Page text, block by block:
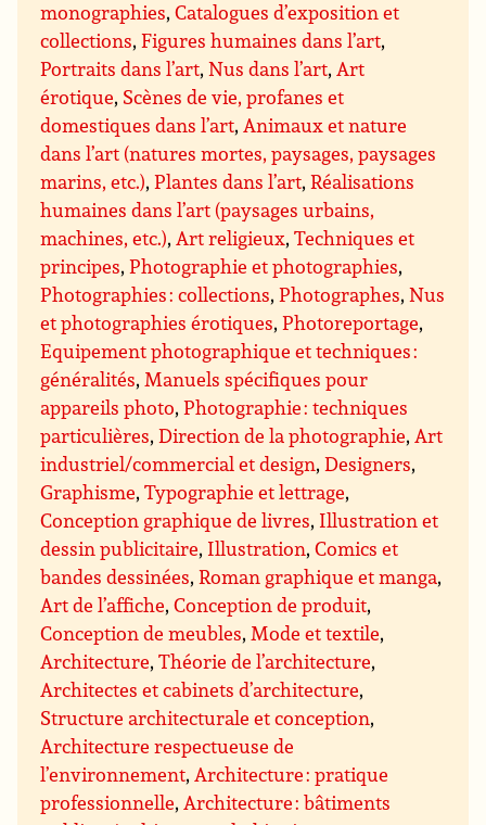
monographies,Catalogues d’exposition et
collections,Figures humaines dans l’art,
Portraits dans l’art,Nus dans l’art,Art
érotique, Scènes de vie, profanes et
domestiques dans l’art,Animaux et nature
dans l’art (natures mortes, paysages, paysages
marins, etc.),Plantes dans l’art,Réalisations
humaines dans l’art (paysages urbains,
machines, etc.),Art religieux,Techniques et
principes,Photographie et photographies,
Photographies : collections,Photographes,Nus
et photographies érotiques,Photoreportage,
Equipement photographique et techniques :
généralités,Manuels spécifiques pour
appareils photo,Photographie : techniques
particulières,Direction de la photographie,Art
industriel/commercial et design,Designers,
Graphisme,Typographie et lettrage,
Conception graphique de livres, Illustration et
dessin publicitaire, Illustration,Comics et
bandes dessinées,Roman graphique et manga,
Art de l’affiche,Conception de produit,
Conception de meubles,Mode et textile,
Architecture,Théorie de l’architecture,
Architectes et cabinets d’architecture,
Structure architecturale et conception,
Architecture respectueuse de
l’environnement,Architecture : pratique
professionnelle,Architecture : bâtiments